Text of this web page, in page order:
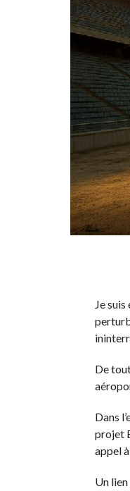
Je
De
Dans
projet
appel
Un